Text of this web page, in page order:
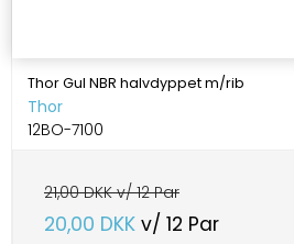
Thor Gul NBR halvdyppet m/rib
Thor
12BO-7100
21,00 DKK v/ 12 Par
20,00 DKK v/ 12 Par